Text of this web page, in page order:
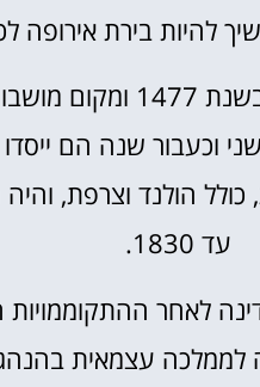
להיות בירת אירופה
וכעבור שנה הם
כולל הולנד וצרפת,
עד 1830.
עצמאית